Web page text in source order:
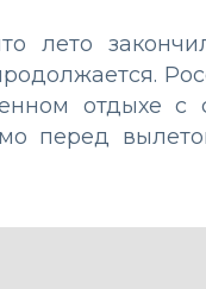
лето
отдыхе
перед